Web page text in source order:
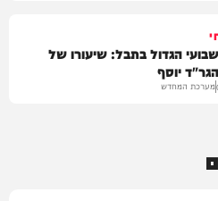
הגדול בתבל: שיעורו של
יוסף
מערכת המחדש